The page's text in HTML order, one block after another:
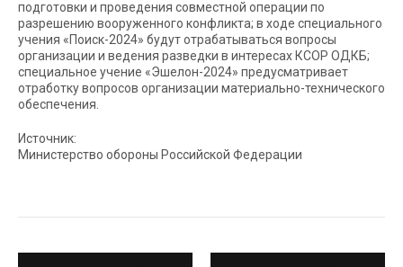
подготовки и проведения совместной операции по
разрешению вооруженного конфликта; в ходе специального
учения «Поиск-2024» будут отрабатываться вопросы
организации и ведения разведки в интересах КСОР ОДКБ;
специальное учение «Эшелон-2024» предусматривает
отработку вопросов организации материально-технического
обеспечения.
Источник:
Министерство обороны Российской Федерации